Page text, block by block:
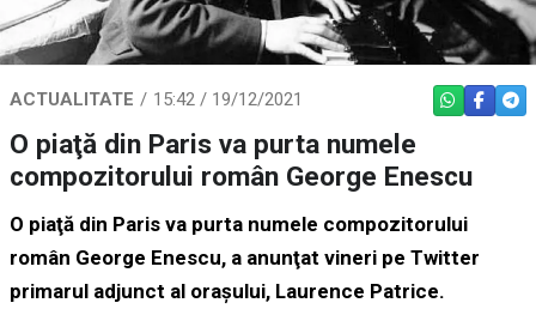
ACTUALITATE 15:42 / 19/12/2021 WHATSAPP
O piaţă din Paris va purta numele
compozitorului român George Enescu
O piaţă din Paris va purta numele compozitorului
român George Enescu, a anunţat vineri pe Twitter
primarul adjunct al oraşului, Laurence Patrice.